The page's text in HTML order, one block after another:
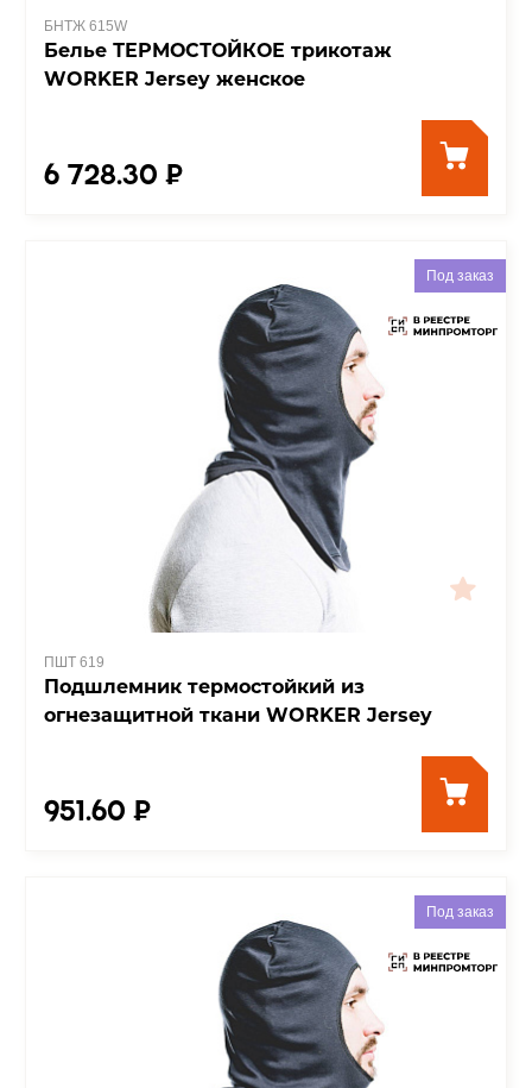
БНТЖ 615W
Белье ТЕРМОСТОЙКОЕ трикотаж
WORKER Jersey женское
6 728.30 ₽
Под заказ
ПШТ 619
Подшлемник термостойкий из
огнезащитной ткани WORKER Jersey
951.60 ₽
Под заказ